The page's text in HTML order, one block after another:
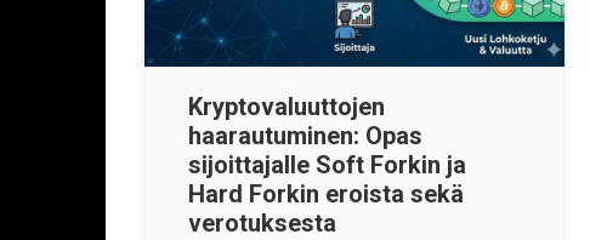
Kryptovaluuttojen
haarautuminen: Opas
sijoittajalle Soft Forkin ja
Hard Forkin eroista sekä
verotuksesta